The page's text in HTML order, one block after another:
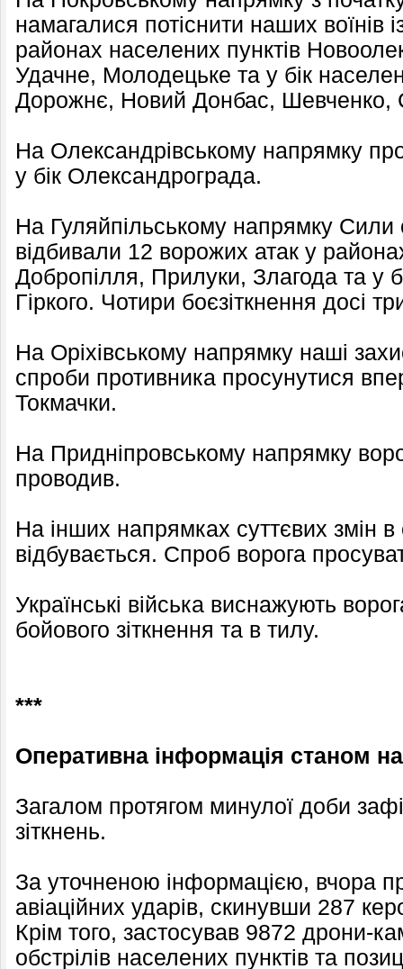
намагалися потіснити наших воїнів
районах населених пунктів
Удачне, Молодецьке та у бік
Дорожнє, Новий Донбас, Шевченко,
На Олександрівському напрямку
у бік Олександрограда.
На Гуляйпільському напрямку Сили
відбивали 12 ворожих атак у
Добропілля, Прилуки, Злагода та у
Гіркого. Чотири боєзіткнення досі
На Оріхівському напрямку наші
спроби противника просунутися
Токмачки.
На Придніпровському напрямку
проводив.
На інших напрямках суттєвих змін в
відбувається. Спроб ворога
Українські війська виснажують
бойового зіткнення та в тилу.
***
Оперативна інформація станом
Загалом протягом минулої доби
зіткнень.
За уточненою інформацією, вчора
авіаційних ударів, скинувши 287
Крім того, застосував 9872 дрони-
обстрілів населених пунктів та